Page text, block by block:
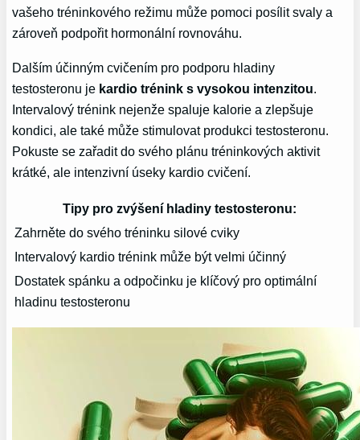
vašeho tréninkového režimu může pomoci posílit svaly a
zároveň ⁤podpořit hormonální rovnováhu.
Dalším účinným⁤ cvičením pro podporu hladiny
testosteronu je kardio trénink s vysokou intenzitou
Intervalový trénink nejenže spaluje kalorie a zlepšuje‍
kondici, ale také může stimulovat produkci ⁢testosteronu.
Pokuste se zařadit do svého plánu tréninkových aktivit
krátké, ale intenzivní ⁢úseky kardio cvičení.
Tipy pro zvýšení hladiny‍ testosteronu:
Zahrněte do svého‍ tréninku silové cviky
Intervalový kardio trénink může být velmi účinný
Dostatek spánku a odpočinku je klíčový pro optimální
hladinu testosteronu